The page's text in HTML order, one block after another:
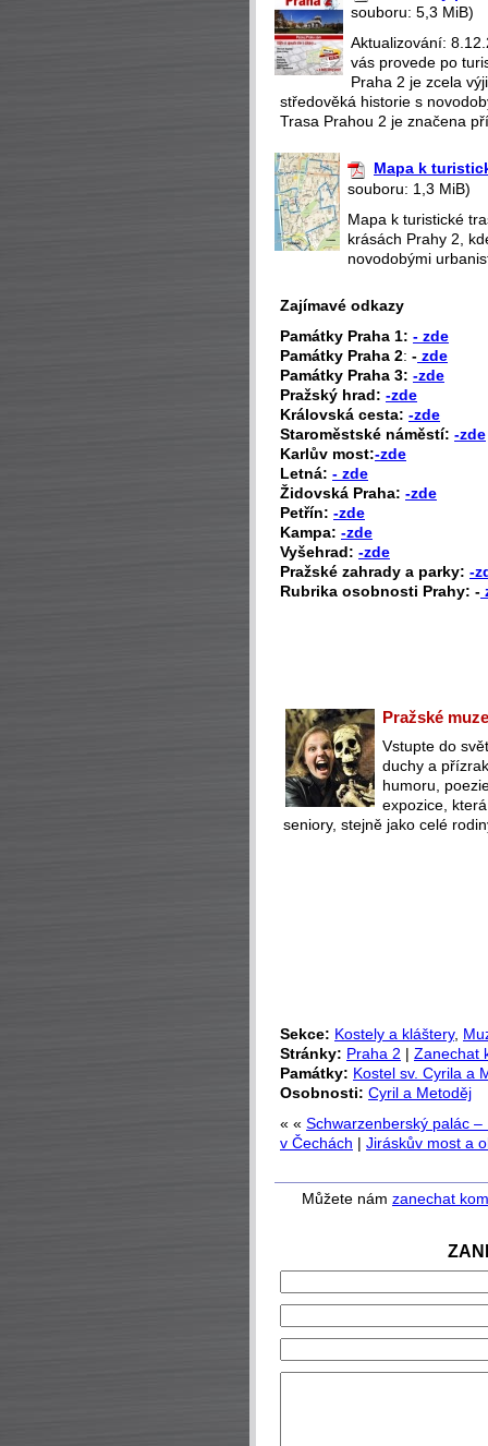
souboru: 5,3 MiB)
Aktualizování:
vás provede po
Praha 2 je zcela
středověká historie s
Trasa Prahou 2 je značena
Mapa k
souboru: 1,3 MiB)
Mapa k turistické
krásách Prahy 2,
novodobými
Zajímavé odkazy
Památky Praha 1: - zde
Památky Praha 2: - zde
Památky Praha 3: -zde
Pražský hrad: -zde
Královská cesta: -zde
Staroměstské náměstí: -zde
Karlův most:-zde
Letná: - zde
Židovská Praha: -zde
Petřín: -zde
Kampa: -zde
Vyšehrad: -zde
Pražské zahrady a parky: -
Rubrika osobnosti Prahy: -
Pražské
Vstupte do
duchy a
humoru,
expozice,
seniory, stejně jako celé
Sekce: Kostely a kláštery,
Stránky: Praha 2 | Zanechat
Památky: Kostel sv. Cyrila a
Osobnosti: Cyril a Metoděj
« « Schwarzenberský palác
v Čechách | Jiráskův most a
Můžete nám zanechat